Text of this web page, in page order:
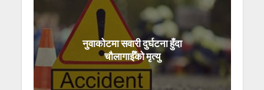
नुवाकोटमा सवारी दुर्घटना हुँदा
चौलागाईँको मृत्यु